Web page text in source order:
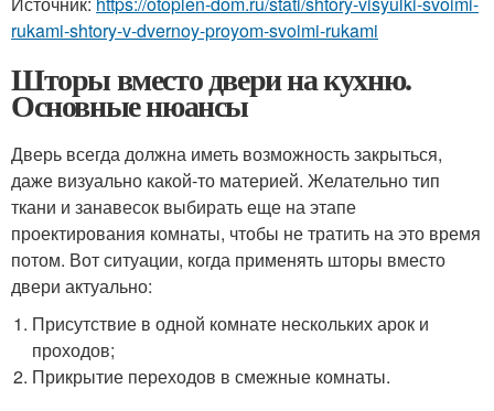
rukami-shtory-v-dvernoy-proyom-svoimi-rukami
Шторы вместо двери на кухню.
Основные нюансы
Дверь всегда должна иметь возможность закрыться,
даже визуально какой-то материей. Желательно тип
ткани и занавесок выбирать еще на этапе
проектирования комнаты, чтобы не тратить на это время
потом. Вот ситуации, когда применять шторы вместо
двери актуально:
Присутствие в одной комнате нескольких арок и
проходов;
Прикрытие переходов в смежные комнаты.